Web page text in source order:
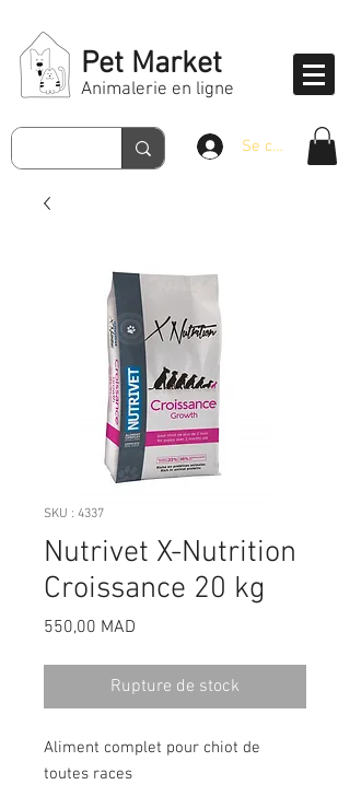
Pet Market
Animalerie en ligne
Se connecter
SKU : 4337
Nutrivet X-Nutrition
Croissance 20 kg
550,00 MAD
Rupture de stock
Aliment complet pour chiot de
toutes races